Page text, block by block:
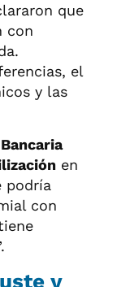
que
con
el
y las
en
podría
con
y